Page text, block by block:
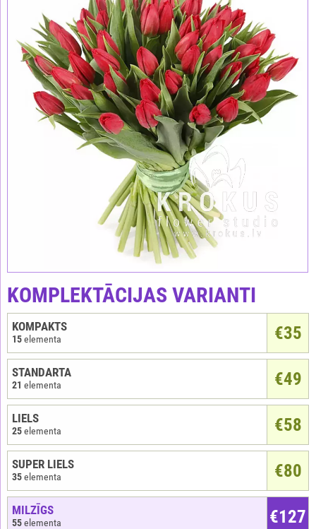
KOMPLEKTĀCIJAS VARIANTI
€35
KOMPAKTS
15elementa
€49
STANDARTA
21 elementa
€58
LIELS
25elementa
€80
SUPER LIELS
35elementa
€127
MILZĪGS
55elementa